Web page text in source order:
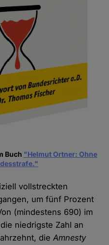
Buch "Helmut Ortner: Ohne
vollstreckten
um fünf Prozent
(mindestens 690) im
niedrigste Zahl an
dieAmnesty